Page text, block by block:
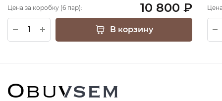
Цена за коробку (6 пар): 10 800 ₽
В корзину